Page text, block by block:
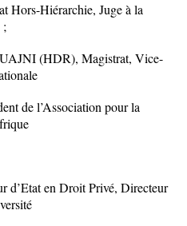
Hors-Hiérarchie, Juge à la
(HDR), Magistrat, Vice-
de l’Association pour la
en Droit Privé, Directeur